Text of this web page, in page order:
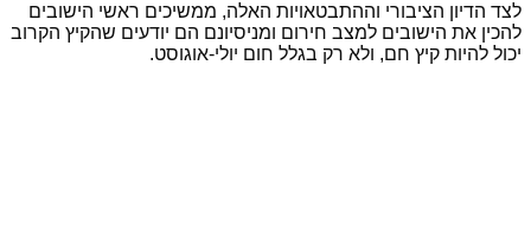
לצד הדיון הציבורי וההתבטאויות האלה, ממשיכים ראשי הישובים
להכין את הישובים למצב חירום ומניסיונם הם יודעים שהקיץ הקרוב
יכול להיות קיץ חם, ולא רק בגלל חום יולי-אוגוסט.